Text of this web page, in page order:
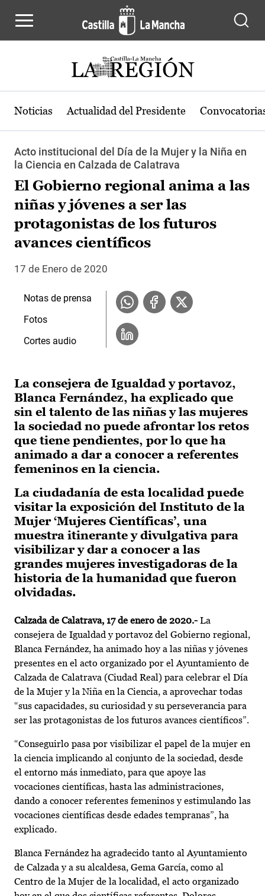
Noticias Actualidad del Presidente
Acto institucional del Día de la Mujer y la Niña en
la Ciencia en Calzada de Calatrava
El Gobierno regional anima a las
niñas y jóvenes a ser las
protagonistas de los futuros
avances científicos
17 de Enero de 2020
La consejera de Igualdad y portavoz,
Blanca Fernández, ha explicado que
sin el talento de las niñas y las mujeres
la sociedad no puede afrontar los retos
que tiene pendientes, por lo que ha
animado a dar a conocer a referentes
femeninos en la ciencia.
La ciudadanía de esta localidad puede
visitar la exposición del Instituto de la
Mujer ‘Mujeres Científicas’, una
muestra itinerante y divulgativa para
visibilizar y dar a conocer a las
grandes mujeres investigadoras de la
historia de la humanidad que fueron
olvidadas.
Calzada de Calatrava, 17 de enero de 2020.- La
consejera de Igualdad y portavoz del Gobierno regional,
Blanca Fernández, ha animado hoy a las niñas y jóvenes
presentes en el acto organizado por el Ayuntamiento de
Calzada de Calatrava (Ciudad Real) para celebrar el Día
de la Mujer y la Niña en la Ciencia, a aprovechar todas
“sus capacidades, su curiosidad y su perseverancia para
ser las protagonistas de los futuros avances científicos”.
“Conseguirlo pasa por visibilizar el papel de la mujer en
la ciencia implicando al conjunto de la sociedad, desde
el entorno más inmediato, para que apoye las
vocaciones científicas, hasta las administraciones,
dando a conocer referentes femeninos y estimulando las
vocaciones científicas desde edades tempranas”, ha
explicado.
Blanca Fernández ha agradecido tanto al Ayuntamiento
de Calzada y a su alcaldesa, Gema García, como al
Centro de la Mujer de la localidad, el acto organizado
Notas de prensa
Fotos
Cortes audio